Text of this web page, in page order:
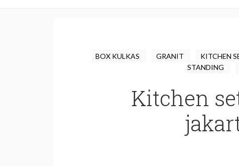
BOX KULKAS GRANIT KITCHEN
STANDING
Kitchen